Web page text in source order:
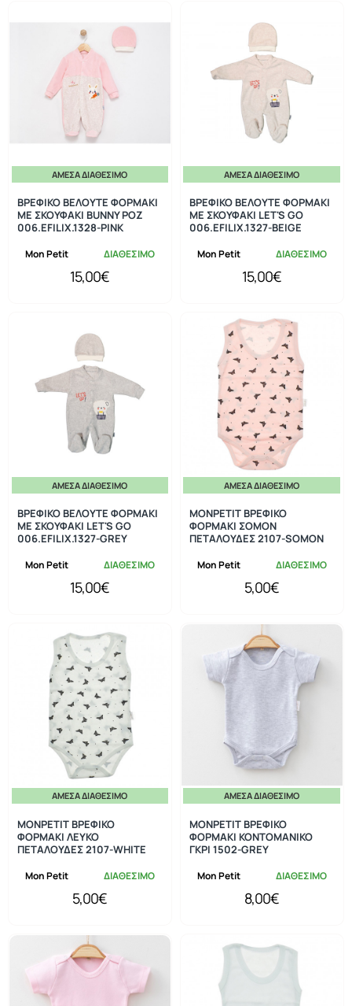
ΆΜΕΣΑ ΔΙΑΘΈΣΙΜΟ
Mon Petit ΔΙΑΘΕΣΙΜΟ
ΒΡΕΦΙΚΟ ΒΕΛΟΥΤΕ ΦΟΡΜΑΚΙ
ΜΕ ΣΚΟΥΦΑΚΙ BUNNY ΡΟΖ
006.EFILIX.1328-PINK
15,00€
ΆΜΕΣΑ ΔΙΑΘΈΣΙΜΟ
Mon Petit ΔΙΑΘΕΣΙΜΟ
ΒΡΕΦΙΚΟ ΒΕΛΟΥΤΕ ΦΟΡΜΑΚΙ
ΜΕ ΣΚΟΥΦΑΚΙ LET'S GO
006.EFILIX.1327-BEIGE
15,00€
ΆΜΕΣΑ ΔΙΑΘΈΣΙΜΟ
Mon Petit ΔΙΑΘΕΣΙΜΟ
ΒΡΕΦΙΚΟ ΒΕΛΟΥΤΕ ΦΟΡΜΑΚΙ
ΜΕ ΣΚΟΥΦΑΚΙ LET'S GO
006.EFILIX.1327-GREY
15,00€
ΆΜΕΣΑ ΔΙΑΘΈΣΙΜΟ
Mon Petit ΔΙΑΘΕΣΙΜΟ
MONPETIT ΒΡΕΦΙΚΟ
ΦΟΡΜΑΚΙ ΣΟΜΟΝ
ΠΕΤΑΛΟΥΔΕΣ 2107-SOMON
5,00€
ΆΜΕΣΑ ΔΙΑΘΈΣΙΜΟ
Mon Petit ΔΙΑΘΕΣΙΜΟ
MONPETIT ΒΡΕΦΙΚΟ
ΦΟΡΜΑΚΙ ΛΕΥΚΟ
ΠΕΤΑΛΟΥΔΕΣ 2107-WHITE
5,00€
ΆΜΕΣΑ ΔΙΑΘΈΣΙΜΟ
Mon Petit ΔΙΑΘΕΣΙΜΟ
MONPETIT ΒΡΕΦΙΚΟ
ΦΟΡΜΑΚΙ ΚΟΝΤΟΜΑΝΙΚΟ
ΓΚΡΙ 1502-GREY
8,00€